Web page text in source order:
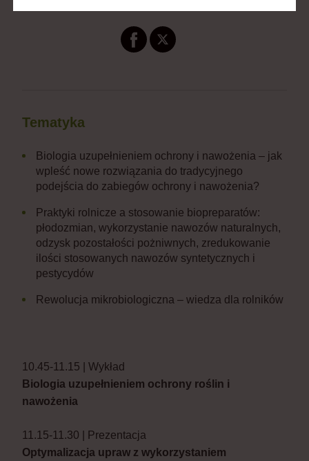
Tematyka
Biologia uzupełnieniem ochrony i nawożenia – jak
wpleść nowe rozwiązania do tradycyjnego
podejścia do zabiegów ochrony i nawożenia?
Praktyki rolnicze a stosowanie biopreparatów:
płodozmian, wykorzystanie nawozów naturalnych,
odzysk pozostałości pożniwnych, zredukowanie
ilości stosowanych nawozów syntetycznych i
pestycydów
Rewolucja mikrobiologiczna – wiedza dla rolników
10.45-11.15 | Wykład
Biologia uzupełnieniem ochrony roślin i
nawożenia
11.15-11.30 | Prezentacja
Optymalizacja upraw z wykorzystaniem